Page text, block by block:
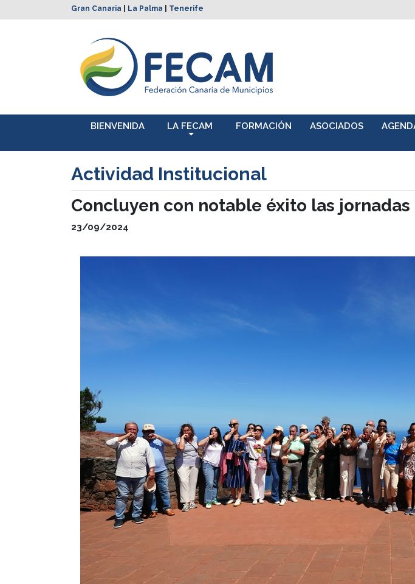
Gran Canaria La Palma Tenerife
BIENVENIDA LA FECAM FORMACIÓN ASOCIADOS
Actividad Institucional
Concluyen con notable éxito las jornadas
23/09/2024